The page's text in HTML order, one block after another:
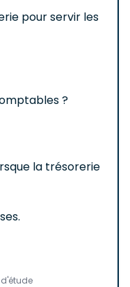
pour servir les
?
la trésorerie